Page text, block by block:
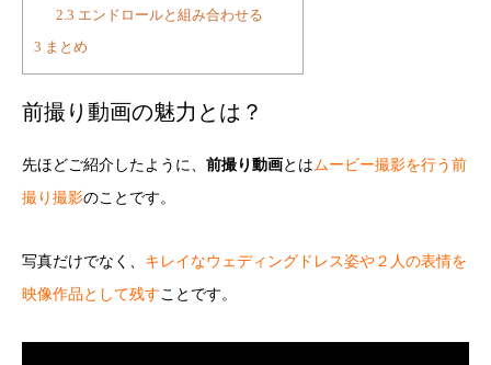
2.3 エンドロールと組み合わせる
3 まとめ
前撮り動画の魅力とは？
先ほどご紹介したように、 前撮り動画とはムービー撮影を行う前
撮り撮影のことです。
写真だけでなく、 キレイなウェディングドレス姿や２人の表情を
映像作品として残すことです。